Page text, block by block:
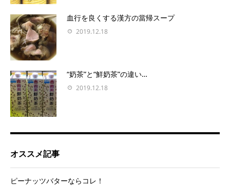
血行を良くする漢方の當帰スープ
2019.12.18
“奶茶”と“鮮奶茶”の違い…
2019.12.18
オススメ記事
ピーナッツバターならコレ！